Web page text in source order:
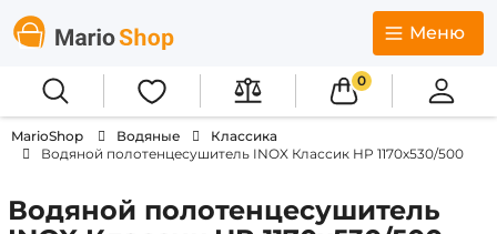
Меню
0
MarioShop Водяные
Классика
Водяной полотенцесушитель INOX Классик HP 1170х530/500
Водяной полотенцесушитель